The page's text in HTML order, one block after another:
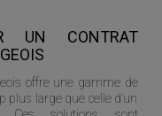
UN CONTRAT
offre une gamme de
plus large que celle d’un